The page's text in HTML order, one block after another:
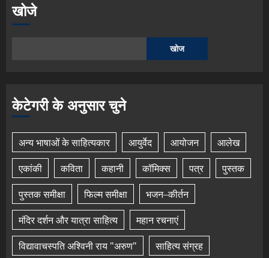
खोजे
खोज
केटेगरी के अनुसार चुने
अन्य भाषाओं के साहित्यकार आयुर्वेद आयोजन
आलेख
एकांकी
कविता कहानी कॉमिक्स पत्र
पुस्तक
पुस्तक समीक्षा
फिल्म समीक्षा
भजन–कीर्तन
मंदिर दर्शन और यात्रा साहित्य
महान रचनाएं
विद्यावाचस्पति अश्विनी राय "अरुण"
साहित्य संग्रह